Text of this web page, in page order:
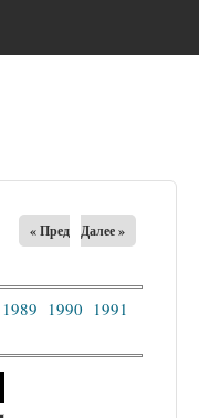
« Пред Далее »
1989 1990 1991